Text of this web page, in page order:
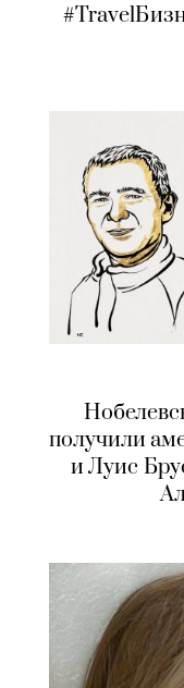
получили
и Луис